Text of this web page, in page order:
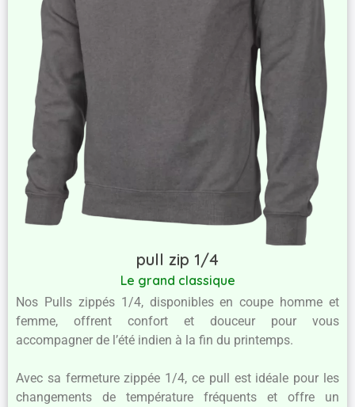
pull zip 1/4
Le grand classique
Nos Pulls zippés 1/4, disponibles en coupe homme et
femme, offrent confort et douceur pour vous
accompagner de l’été indien à la fin du printemps.
Avec sa fermeture zippée 1/4, ce pull est idéale pour les
changements de température fréquents et offre un